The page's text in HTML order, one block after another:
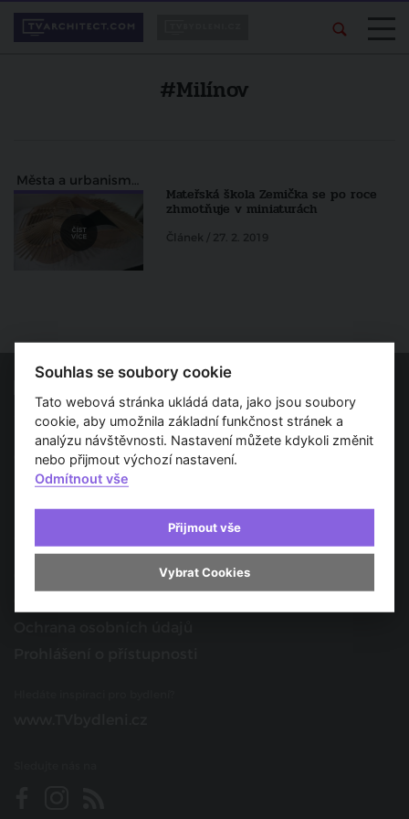
#Milínov
Města a urbanismus
Mateřská škola Zemička se po roce
zhmotňuje v miniaturách
Článek / 27. 2. 2019
Spojujeme svět architektury
O nás
Provozovatel
Kontakt
Spolupracujte s námi
Souhlas se soubory cookie
Tato webová stránka ukládá data, jako jsou soubory
cookie, aby umožnila základní funkčnost stránek a
analýzu návštěvnosti. Nastavení můžete kdykoli změnit
nebo přijmout výchozí nastavení.
Odmítnout vše
Přijmout vše
Vybrat Cookies